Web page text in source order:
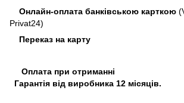
Онлайн-оплата банківською карткою
Privat24)
Переказ на карту
Оплата при отриманні
Гарантія від виробника 12 місяців.